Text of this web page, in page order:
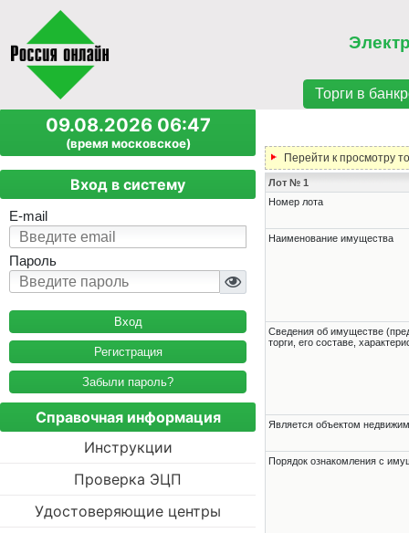
Торги в
09.08.2026 06:47
(время московское)
Вход в систему
E-mail
Пароль
Регистрация
Забыли пароль?
Справочная информация
Инструкции
Проверка ЭЦП
Удостоверяющие центры
Перейти к просмотру
Лот № 1
Номер лота
Наименование имущества
Cведения об имуществе
торги, его составе,
Является объектом
Порядок ознакомления с